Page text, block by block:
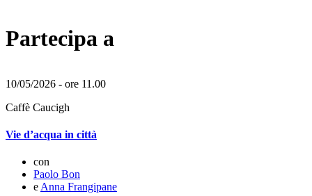
Partecipa a
10/05/2026 - ore 11.00
Caffè Caucigh
Vie d’acqua in città
con
Paolo Bon
e Anna Frangipane